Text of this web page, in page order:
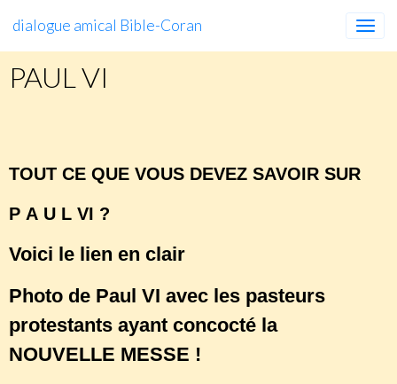
dialogue amical Bible-Coran
PAUL VI
TOUT CE QUE VOUS DEVEZ SAVOIR SUR
P A U L VI ?
Voici le lien en clair
Photo de Paul VI avec les pasteurs
protestants ayant concocté la
NOUVELLE MESSE !